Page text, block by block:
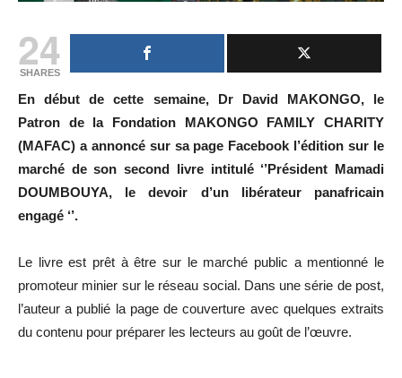
24
SHARES
En début de cette semaine, Dr David MAKONGO, le
Patron de la Fondation MAKONGO FAMILY CHARITY
(MAFAC) a annoncé sur sa page Facebook l’édition sur le
marché de son second livre intitulé ‘’Président Mamadi
DOUMBOUYA, le devoir d’un libérateur panafricain
engagé ‘’.
Le livre est prêt à être sur le marché public a mentionné le
promoteur minier sur le réseau social. Dans une série de post,
l’auteur a publié la page de couverture avec quelques extraits
du contenu pour préparer les lecteurs au goût de l’œuvre.